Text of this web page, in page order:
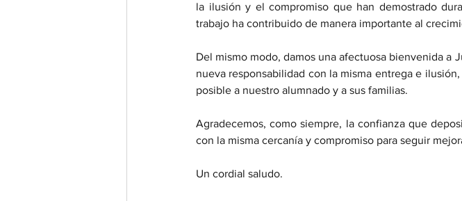
la ilusión y el compromiso que han demostrado
trabajo ha contribuido de manera importante al
Del mismo modo, damos una afectuosa bienvenida a
nueva responsabilidad con la misma entrega e
posible a nuestro alumnado y a sus familias.
Agradecemos, como siempre, la confianza que
con la misma cercanía y compromiso para seguir
Un cordial saludo.